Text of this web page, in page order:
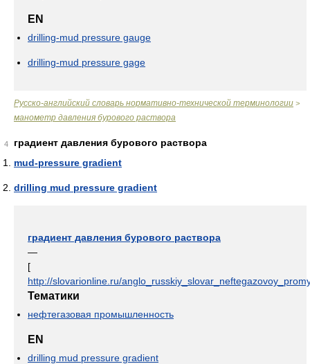
EN
drilling-mud pressure gauge
drilling-mud pressure gage
Русско-английский словарь нормативно-технической терминологии >
манометр давления бурового раствора
4
градиент давления бурового раствора
mud-pressure gradient
drilling mud pressure gradient
градиент давления бурового раствора
—
[
http://slovarionline.ru/
Тематики
нефтегазовая промышленность
EN
drilling mud pressure gradient